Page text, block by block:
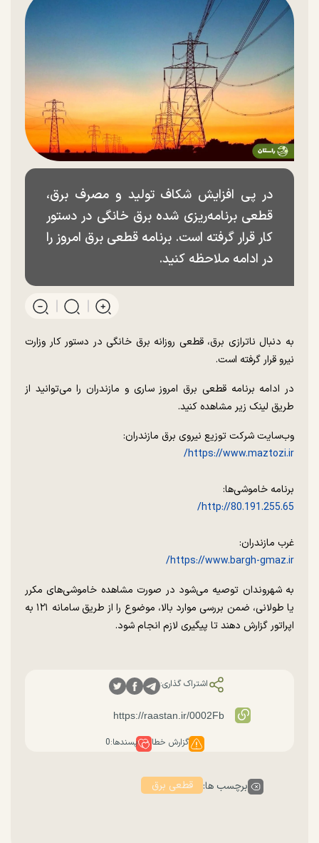
در پی افزایش شکاف تولید و مصرف برق،
قطعی برنامه‌ریزی شده برق خانگی در دستور
کار قرار گرفته است. برنامه قطعی برق امروز را
در ادامه ملاحظه کنید.
به دنبال ناترازی برق، قطعی روزانه برق خانگی در دستور کار وزارت
نیرو قرار گرفته است.
در ادامه برنامه قطعی برق امروز ساری و مازندران را می‌توانید از
طریق لینک زیر مشاهده کنید.
وب‌سایت شرکت توزیع نیروی برق مازندران:
https://www.maztozi.ir/
برنامه خاموشی‌ها:
http://80.191.255.65/
غرب مازندران:
https://www.bargh-gmaz.ir/
به شهروندان توصیه می‌شود در صورت مشاهده خاموشی‌های مکرر
یا طولانی، ضمن بررسی موارد بالا، موضوع را از طریق سامانه ۱۲۱ به
اپراتور گزارش دهند تا پیگیری لازم انجام شود.
اشتراک گذاری:
گزارش خطا پسندها:0
برچسب ها: قطعی برق